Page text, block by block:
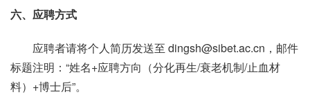
六、应聘方式
应聘者请将个人简历发送至 dingsh@sibet.ac.cn，邮件
标题注明：“姓名+应聘方向（分化再生/衰老机制/止血材
料）+博士后”。